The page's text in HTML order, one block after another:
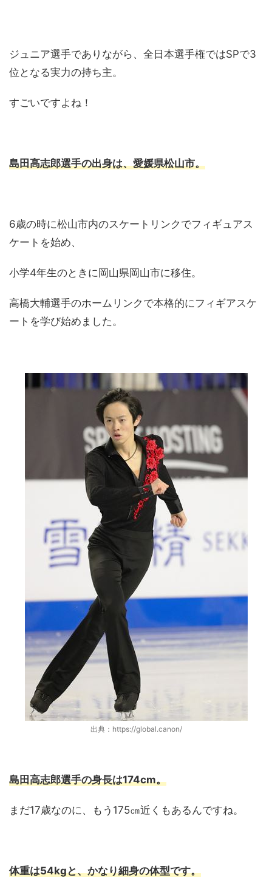
ジュニア選手でありながら、全日本選手権ではSPで3
位となる実力の持ち主。
すごいですよね！
島田高志郎選手の出身は、愛媛県松山市。
6歳の時に松山市内のスケートリンクでフィギュアス
ケートを始め、
小学4年生のときに岡山県岡山市に移住。
高橋大輔選手のホームリンクで本格的にフィギアスケ
ートを学び始めました。
出典：https://global.canon/
島田高志郎選手の身長は174cm。
まだ17歳なのに、もう175㎝近くもあるんですね。
体重は54kgと、かなり細身の体型です。